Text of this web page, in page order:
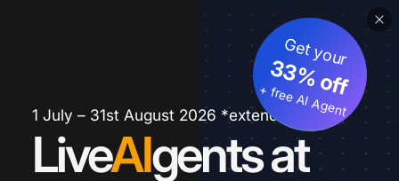
1 July – 31st August 2026 *extended
LiveAIgents at
Get your
33% off
+ free AI Agent